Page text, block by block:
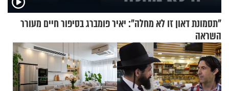
"תסמונת דאון זו לא מחלה": יאיר פומברג בסיפור חיים מעורר
השראה